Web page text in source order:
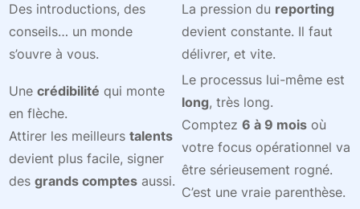
Des introductions, des
conseils… un monde
s’ouvre à vous.
La pression du reporting
devient constante. Il faut
délivrer, et vite.
Une crédibilité qui monte
en flèche.
Attirer les meilleurs talents
devient plus facile, signer
des grands comptes aussi.
Le processus lui-même est
long, très long.
Comptez 6 à 9 mois où
votre focus opérationnel va
être sérieusement rogné.
C’est une vraie parenthèse.